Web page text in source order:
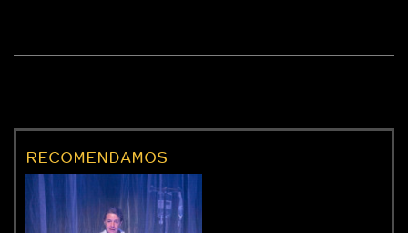
RECOMENDAMOS